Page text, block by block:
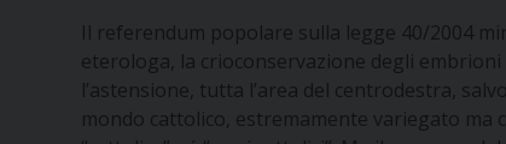
Il referendum popolare sulla legge 40/2004
eterologa, la crioconservazione degli
l’astensione, tutta l’area del centrodestra,
mondo cattolico, estremamente variegato